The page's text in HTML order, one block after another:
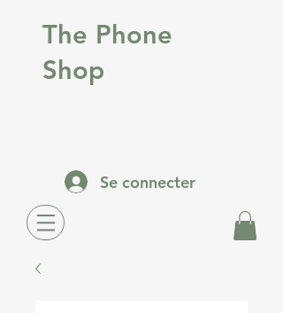
The Phone
Shop
Se connecter